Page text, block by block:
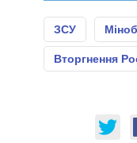
ЗСУ
Вторгнення